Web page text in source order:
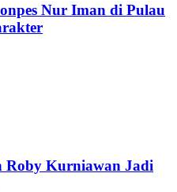
Nur Iman di Pulau
Roby Kurniawan Jadi